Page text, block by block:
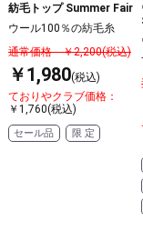
紡毛トップ Summer Fair
ウール100％の紡毛糸
通常価格 ￥2,200(税込)
￥1,980(税込)
ておりやクラブ価格：
￥1,760(税込)
セール品 限 定